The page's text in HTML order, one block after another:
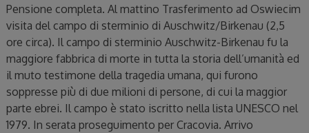
Pensione completa. Al mattino Trasferimento ad Oswiecim
visita del campo di sterminio di Auschwitz/Birkenau (2,5
ore circa). Il campo di sterminio Auschwitz-Birkenau fu la
maggiore fabbrica di morte in tutta la storia dell’umanità ed
il muto testimone della tragedia umana, qui furono
soppresse più di due milioni di persone, di cui la maggior
parte ebrei. Il campo è stato iscritto nella lista UNESCO nel
1979. In serata proseguimento per Cracovia. Arrivo